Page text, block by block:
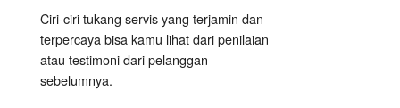
Ciri-ciri tukang servis yang terjamin dan
terpercaya bisa kamu lihat dari penilaian
atau testimoni dari pelanggan
sebelumnya.